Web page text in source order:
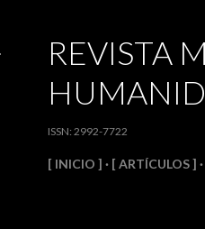
REVISTA
ISSN: 2992-7722
[ INICIO ] [ ARTÍCULOS ]